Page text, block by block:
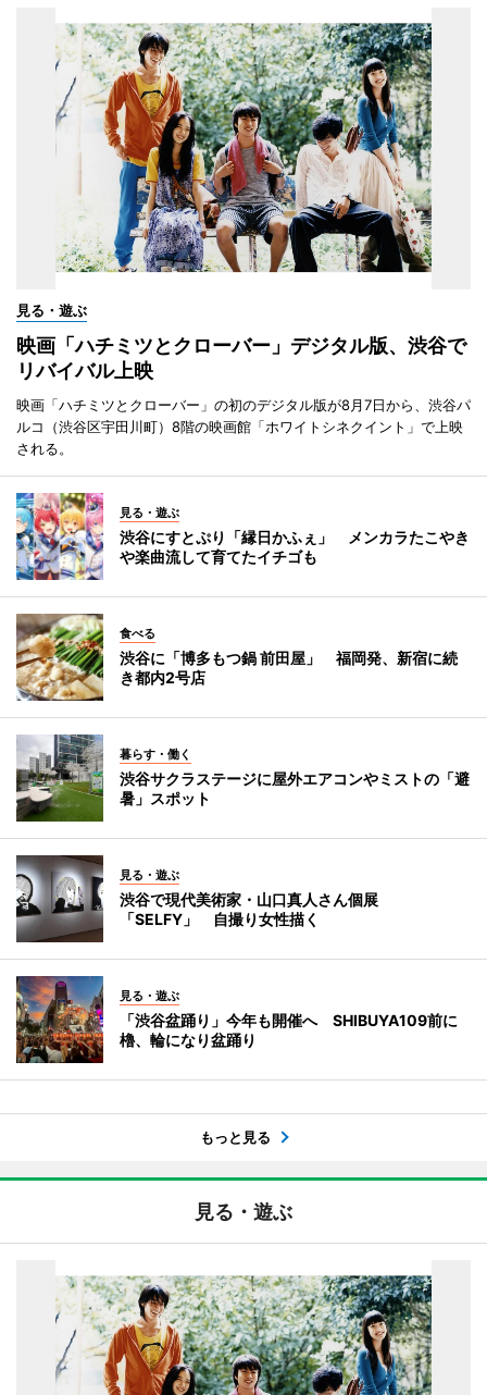
見る・遊ぶ
映画「ハチミツとクローバー」デジタル版、渋谷で
リバイバル上映
映画「ハチミツとクローバー」の初のデジタル版が8月7日から、渋谷パ
ルコ（渋谷区宇田川町）8階の映画館「ホワイトシネクイント」で上映
される。
見る・遊ぶ
渋谷にすとぷり「縁日かふぇ」 メンカラたこやき
や楽曲流して育てたイチゴも
食べる
渋谷に「博多もつ鍋 前田屋」 福岡発、新宿に続
き都内2号店
暮らす・働く
渋谷サクラステージに屋外エアコンやミストの「避
暑」スポット
見る・遊ぶ
渋谷で現代美術家・山口真人さん個展
「SELFY」 自撮り女性描く
見る・遊ぶ
「渋谷盆踊り」今年も開催へ SHIBUYA109前に
櫓、輪になり盆踊り
もっと見る
見る・遊ぶ